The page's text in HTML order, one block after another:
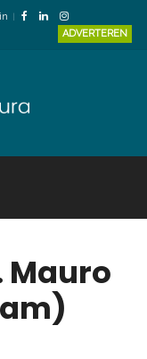
ADVERTEREN
Mauro